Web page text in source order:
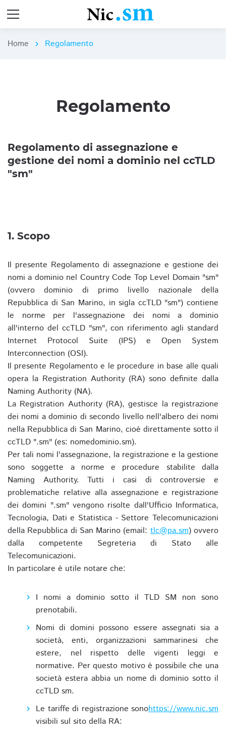
Home chevron_right Regolamento
Regolamento
Regolamento di assegnazione e
gestione dei nomi a dominio nel ccTLD
"sm"
1. Scopo
Il presente Regolamento di assegnazione e gestione dei
nomi a dominio nel Country Code Top Level Domain "sm"
(ovvero dominio di primo livello nazionale della
Repubblica di San Marino, in sigla ccTLD "sm") contiene
le norme per l'assegnazione dei nomi a dominio
all'interno del ccTLD "sm", con riferimento agli standard
Internet Protocol Suite (IPS) e Open System
Interconnection (OSI).
Il presente Regolamento e le procedure in base alle quali
opera la Registration Authority (RA) sono definite dalla
Naming Authority (NA).
La Registration Authority (RA), gestisce la registrazione
dei nomi a dominio di secondo livello nell'albero dei nomi
nella Repubblica di San Marino, cioè direttamente sotto il
ccTLD ".sm" (es: nomedominio.sm).
Per tali nomi l'assegnazione, la registrazione e la gestione
sono soggette a norme e procedure stabilite dalla
Naming Authority. Tutti i casi di controversie e
problematiche relative alla assegnazione e registrazione
dei domini ".sm" vengono risolte dall'Ufficio Informatica,
Tecnologia, Dati e Statistica - Settore Telecomunicazioni
della Repubblica di San Marino (email:tlc@pa.sm) ovvero
dalla competente Segreteria di Stato alle
Telecomunicazioni.
In particolare è utile notare che:
I nomi a dominio sotto il TLD SM non sono
prenotabili.
Nomi di domini possono essere assegnati sia a
società, enti, organizzazioni sammarinesi che
estere, nel rispetto delle vigenti leggi e
normative. Per questo motivo è possibile che una
società estera abbia un nome di dominio sotto il
ccTLD sm.
Le tariffe di registrazione sono
visibili sul sito della RA:
https://www.nic.sm